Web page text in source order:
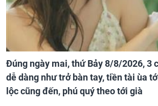
Đúng ngày mai, thứ Bảy 8/8/2026, 3
dễ dàng như trở bàn tay, tiền tài ùa
lộc cũng đến, phú quý theo tới già